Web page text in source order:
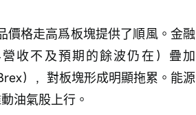
價格走高爲板塊提供了順風。金融
營收不及預期的餘波仍在）疊加
），對板塊形成明顯拖累。能源
油氣股上行。